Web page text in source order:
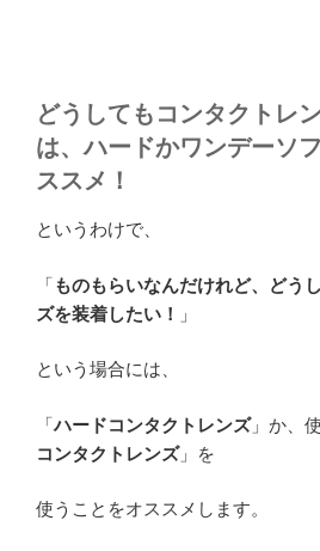
どうしてもコンタクトレ
は、ハードかワンデーソ
ススメ！
というわけで、
「ものもらいなんだけれど、どう
ズを装着したい！
」
という場合には、
「ハードコンタクトレンズ」か、
コンタクトレンズ」を
使うことをオススメします。